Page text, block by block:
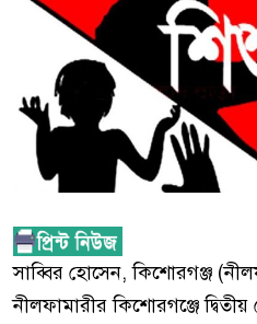
সাব্বির হোসেন, কিশোরগঞ্জ
নীলফামারীর কিশোরগঞ্জে দ্বিতীয়